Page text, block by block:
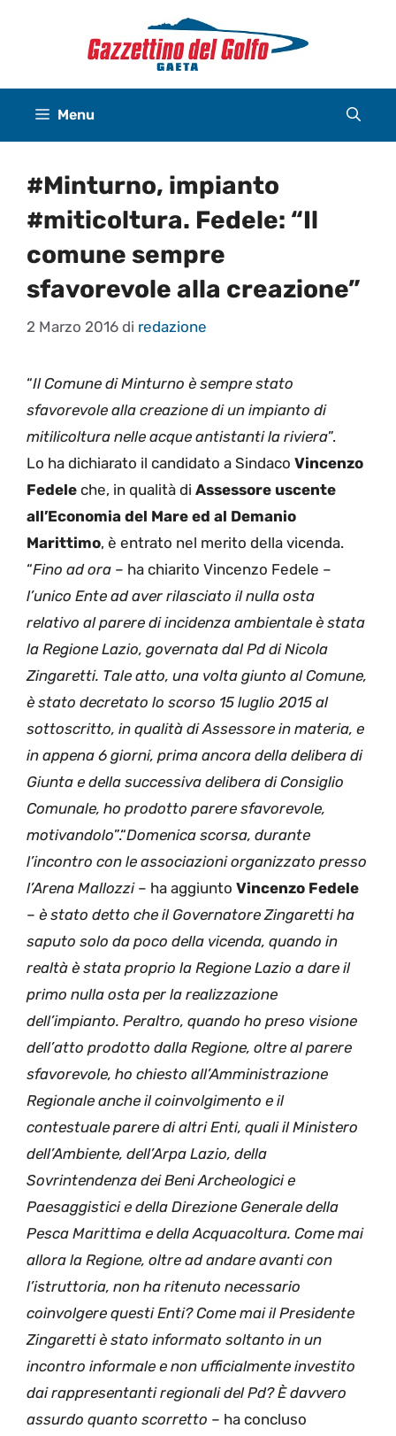
Menu
#Minturno, impianto
#miticoltura. Fedele: “Il
comune sempre
sfavorevole alla creazione”
2 Marzo 2016 di redazione
“Il Comune di Minturno è sempre stato
sfavorevole alla creazione di un impianto di
mitilicoltura nelle acque antistanti la riviera”.
Lo ha dichiarato il candidato a Sindaco Vincenzo
Fedele che, in qualità di Assessore uscente
all’Economia del Mare ed al Demanio
Marittimo, è entrato nel merito della vicenda.
“Fino ad ora – ha chiarito Vincenzo Fedele –
l’unico Ente ad aver rilasciato il nulla osta
relativo al parere di incidenza ambientale è stata
la Regione Lazio, governata dal Pd di Nicola
Zingaretti. Tale atto, una volta giunto al Comune,
è stato decretato lo scorso 15 luglio 2015 al
sottoscritto, in qualità di Assessore in materia, e
in appena 6 giorni, prima ancora della delibera di
Giunta e della successiva delibera di Consiglio
Comunale, ho prodotto parere sfavorevole,
motivandolo”.“Domenica scorsa, durante
l’incontro con le associazioni organizzato presso
l’Arena Mallozzi– ha aggiunto Vincenzo Fedele
– è stato detto che il Governatore Zingaretti ha
saputo solo da poco della vicenda, quando in
realtà è stata proprio la Regione Lazio a dare il
primo nulla osta per la realizzazione
dell’impianto. Peraltro, quando ho preso visione
dell’atto prodotto dalla Regione, oltre al parere
sfavorevole, ho chiesto all’Amministrazione
Regionale anche il coinvolgimento e il
contestuale parere di altri Enti, quali il Ministero
dell’Ambiente, dell’Arpa Lazio, della
Sovrintendenza dei Beni Archeologici e
Paesaggistici e della Direzione Generale della
Pesca Marittima e della Acquacoltura. Come mai
allora la Regione, oltre ad andare avanti con
l’istruttoria, non ha ritenuto necessario
coinvolgere questi Enti? Come mai il Presidente
Zingaretti è stato informato soltanto in un
incontro informale e non ufficialmente investito
dai rappresentanti regionali del Pd? È davvero
assurdo quanto scorretto – ha concluso